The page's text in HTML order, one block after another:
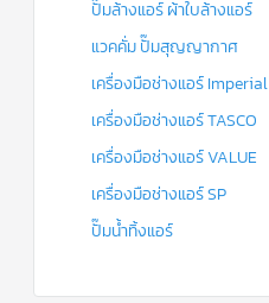
ปั๊มล้างแอร์ ผ้าใบล้างแอร์
แวคคั่ม ปั๊มสุญญากาศ
เครื่องมือช่างแอร์ Imperial
เครื่องมือช่างแอร์ TASCO
เครื่องมือช่างแอร์ VALUE
เครื่องมือช่างแอร์ SP
ปั๊มน้ำทิ้งแอร์